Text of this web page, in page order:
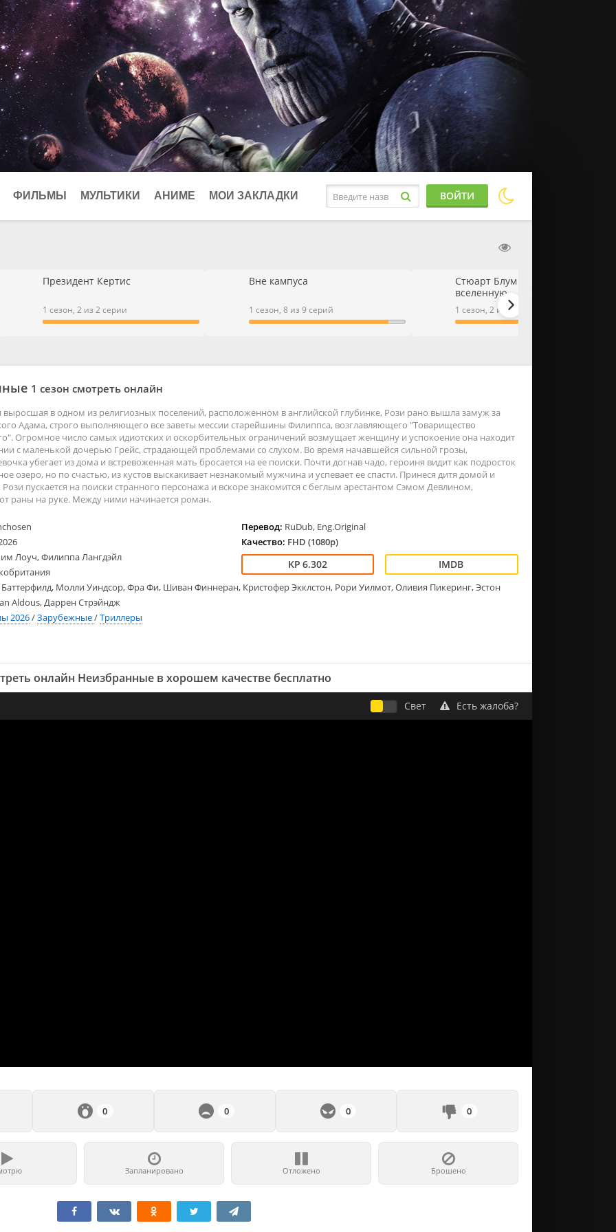
Боевики
Вестерны
Документальные
Детские
Драмы
Исторические
Комедии
Семейные
Триллеры
Фантастика
ФИЛЬМЫ МУЛЬТИКИ АНИМЕ МОИ ЗАКЛАДКИ ВОЙТИ
Президент Кертис
1 сезон, 2 из 2 серии
Вне кампуса
1 сезон, 8 из 9 серий
Стюарт Блум не смог спасти
вселенную
1 сезон, 2 из 2 серии
1 сезон смотреть онлайн
выросшая в одном из религиозных поселений, расположенном в английской глубинке, Рози рано вышла замуж за
Адама, строго выполняющего все заветы мессии старейшины Филиппса, возглавляющего "Товарищество
Огромное число самых идиотских и оскорбительных ограничений возмущает женщину и успокоение она находит
с маленькой дочерью Грейс, страдающей проблемами со слухом. Во время начавшейся сильной грозы,
убегает из дома и встревоженная мать бросается на ее поиски. Почти догнав чадо, героиня видит как подросток
озеро, но по счастью, из кустов выскакивает незнакомый мужчина и успевает ее спасти. Принеся дитя домой и
Рози пускается на поиски странного персонажа и вскоре знакомится с беглым арестантом Сэмом Девлином,
раны на руке. Между ними начинается роман.
Лоуч, Филиппа Лангдэйл
Перевод: RuDub, Eng.Original
Качество: FHD (1080p)
6.302
Баттерфилд, Молли Уиндсор, Фра Фи, Шиван Финнеран, Кристофер Экклстон, Рори Уилмот, Оливия Пикеринг, Эстон
Aldous, Даррен Стрэйндж
2026/Зарубежные/Триллеры
онлайн Неизбранные в хорошем качестве бесплатно
Свет Есть жалоба?
0 0 0 0
Запланировано Отложено Брошено